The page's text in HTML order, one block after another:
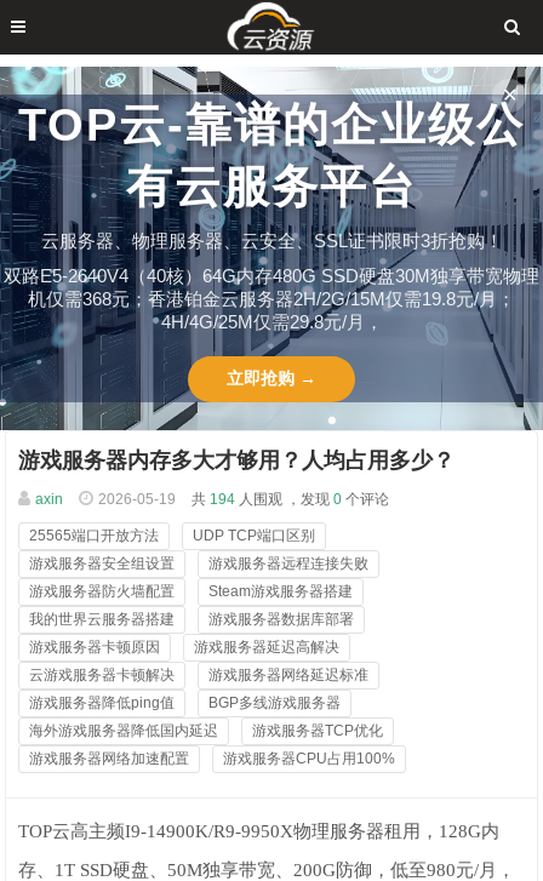
TOP云-靠谱的企业级公
有云服务平台
云服务器、物理服务器、云安全、SSL证书限时3折抢购！
双路E5-2640V4（40核）64G内存480G SSD硬盘30M独享带宽物理
机仅需368元；香港铂金云服务器2H/2G/15M仅需19.8元/月；
4H/4G/25M仅需29.8元/月，
立即抢购 →
✕
游戏服务器内存多大才够用？人均占用多少？
axin 2026-05-19 共 194 人围观 ，发现 0 个评论
25565端口开放方法
UDP TCP端口区别
游戏服务器安全组设置
游戏服务器远程连接失败
游戏服务器防火墙配置
Steam游戏服务器搭建
我的世界云服务器搭建
游戏服务器数据库部署
游戏服务器卡顿原因
游戏服务器延迟高解决
云游戏服务器卡顿解决
游戏服务器网络延迟标准
游戏服务器降低ping值
BGP多线游戏服务器
海外游戏服务器降低国内延迟
游戏服务器TCP优化
游戏服务器网络加速配置
游戏服务器CPU占用100%
TOP云高主频I9-14900K/R9-9950X物理服务器租用，128G内
存、1T SSD硬盘、50M独享带宽、200G防御，低至980元/月，